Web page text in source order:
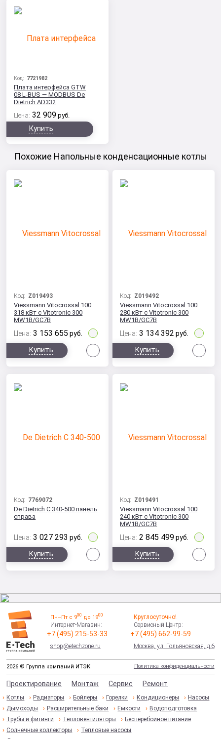
Код: 7721982
Плата интерфейса GTW
08 L-BUS — MODBUS De
Dietrich AD332
Цена: 32 909 руб.
Купить
Похожие Напольные конденсационные котлы
Код: Z019493
Viessmann Vitocrossal 100
318 кВт с Vitotronic 300
MW1B/GC7B
Цена: 3 153 655 руб.
Купить
Код: Z019492
Viessmann Vitocrossal 100
280 кВт с Vitotronic 300
MW1B/GC7B
Цена: 3 134 392 руб.
Купить
Код: 7769072
De Dietrich C 340-500 панель
справа
Цена: 3 027 293 руб.
Купить
Код: Z019491
Viessmann Vitocrossal 100
240 кВт с Vitotronic 300
MW1B/GC7B
Цена: 2 845 499 руб.
Купить
Пн–Пт с 900 до 1900
Интернет-Магазин:
+7 (495) 215-53-33
shop@etechzone.ru
Круглосуточно!
Сервисный Центр:
+7 (495) 662-99-59
Москва, ул. Гольяновская, д.6
2026 © Группа компаний ИТЭК Политика конфиденциальности
Проектирование Монтаж Сервис Ремонт
Котлы Радиаторы Бойлеры Горелки Кондиционеры
Насосы
Дымоходы
Расширительные баки Емкости
Водоподготовка
Трубы и фитинги
Тепловентиляторы
Бесперебойное питание
Солнечные коллекторы
Тепловые насосы